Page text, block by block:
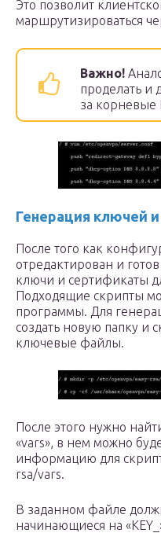
Это позволит
маршрутизироваться
Важно!
проделать и
за корневые
Генерация ключей
После того как
отредактирован и
ключи и сертификаты
Подходящие скрипты
программы. Для
создать новую папку и
ключевые файлы.
После этого нужно
«vars», в нем можно
информацию для
rsa/vars.
В заданном файле
начинающиеся на